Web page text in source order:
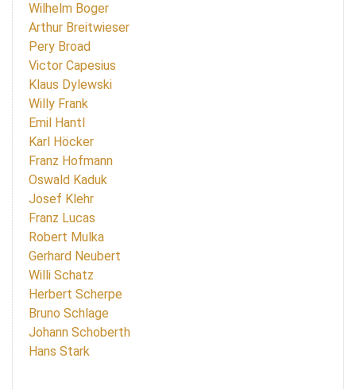
Wilhelm Boger
Arthur Breitwieser
Pery Broad
Victor Capesius
Klaus Dylewski
Willy Frank
Emil Hantl
Karl Höcker
Franz Hofmann
Oswald Kaduk
Josef Klehr
Franz Lucas
Robert Mulka
Gerhard Neubert
Willi Schatz
Herbert Scherpe
Bruno Schlage
Johann Schoberth
Hans Stark